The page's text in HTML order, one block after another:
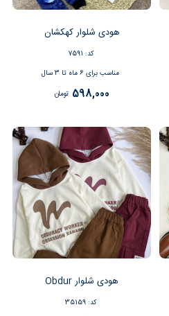
هودی شلوار کهکشان
کد: 7591
مناسب برای 6 ماه تا 3 سال
598,000 تومان
هودی شلوار Obdur
کد: 35159